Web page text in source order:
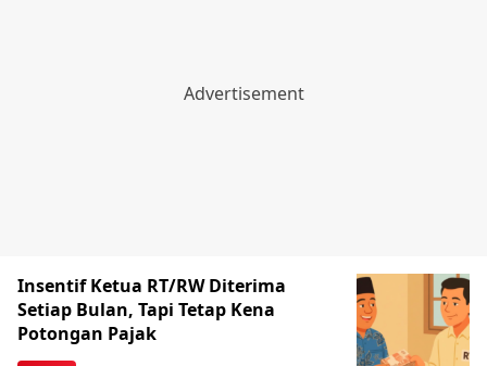
Insentif Ketua RT/RW Diterima
Setiap Bulan, Tapi Tetap Kena
Potongan Pajak